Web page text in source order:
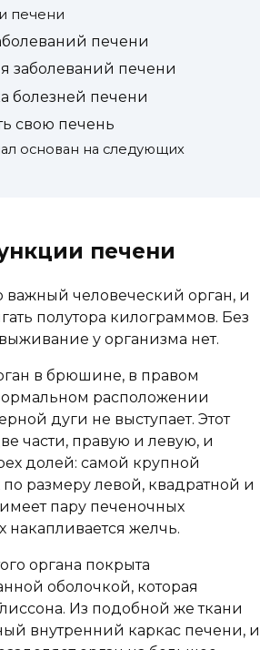
печени
печени
заболеваний печени
болезней печени
свою печень
основан на следующих
печени
важный человеческий орган, и
полутора килограммов. Без
у организма нет.
в брюшине, в правом
расположении
дуги не выступает. Этот
части, правую и левую, и
долей: самой крупной
размеру левой, квадратной и
пару печеночных
накапливается желчь.
органа покрыта
оболочкой, которая
Из подобной же ткани
внутренний каркас печени, и